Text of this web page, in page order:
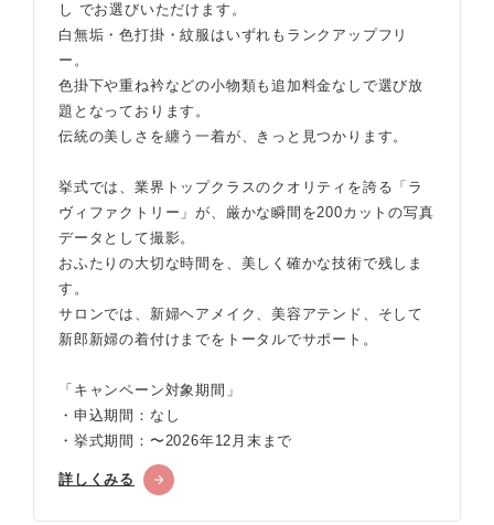
し でお選びいただけます。
白無垢・色打掛・紋服はいずれもランクアップフリ
ー。
色掛下や重ね衿などの小物類も追加料金なしで選び放
題となっております。
伝統の美しさを纏う一着が、きっと見つかります。
挙式では、業界トップクラスのクオリティを誇る「ラ
ヴィファクトリー」が、厳かな瞬間を200カットの写真
データとして撮影。
おふたりの大切な時間を、美しく確かな技術で残しま
す。
サロンでは、新婦ヘアメイク、美容アテンド、そして
新郎新婦の着付けまでをトータルでサポート。
「キャンペーン対象期間」
・申込期間：なし
・挙式期間：〜2026年12月末まで
詳しくみる